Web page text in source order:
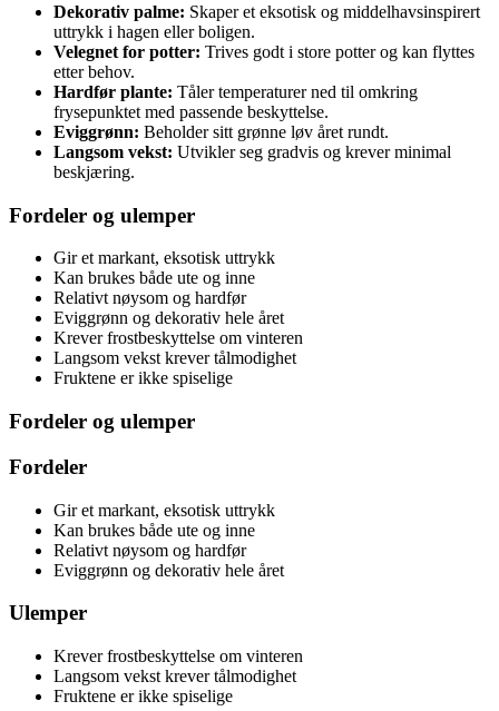
Dekorativ palme: Skaper et eksotisk og middelhavsinspirert
uttrykk i hagen eller boligen.
Velegnet for potter: Trives godt i store potter og kan flyttes
etter behov.
Hardfør plante: Tåler temperaturer ned til omkring
frysepunktet med passende beskyttelse.
Eviggrønn: Beholder sitt grønne løv året rundt.
Langsom vekst: Utvikler seg gradvis og krever minimal
beskjæring.
Fordeler og ulemper
Gir et markant, eksotisk uttrykk
Kan brukes både ute og inne
Relativt nøysom og hardfør
Eviggrønn og dekorativ hele året
Krever frostbeskyttelse om vinteren
Langsom vekst krever tålmodighet
Fruktene er ikke spiselige
Fordeler og ulemper
Fordeler
Gir et markant, eksotisk uttrykk
Kan brukes både ute og inne
Relativt nøysom og hardfør
Eviggrønn og dekorativ hele året
Ulemper
Krever frostbeskyttelse om vinteren
Langsom vekst krever tålmodighet
Fruktene er ikke spiselige